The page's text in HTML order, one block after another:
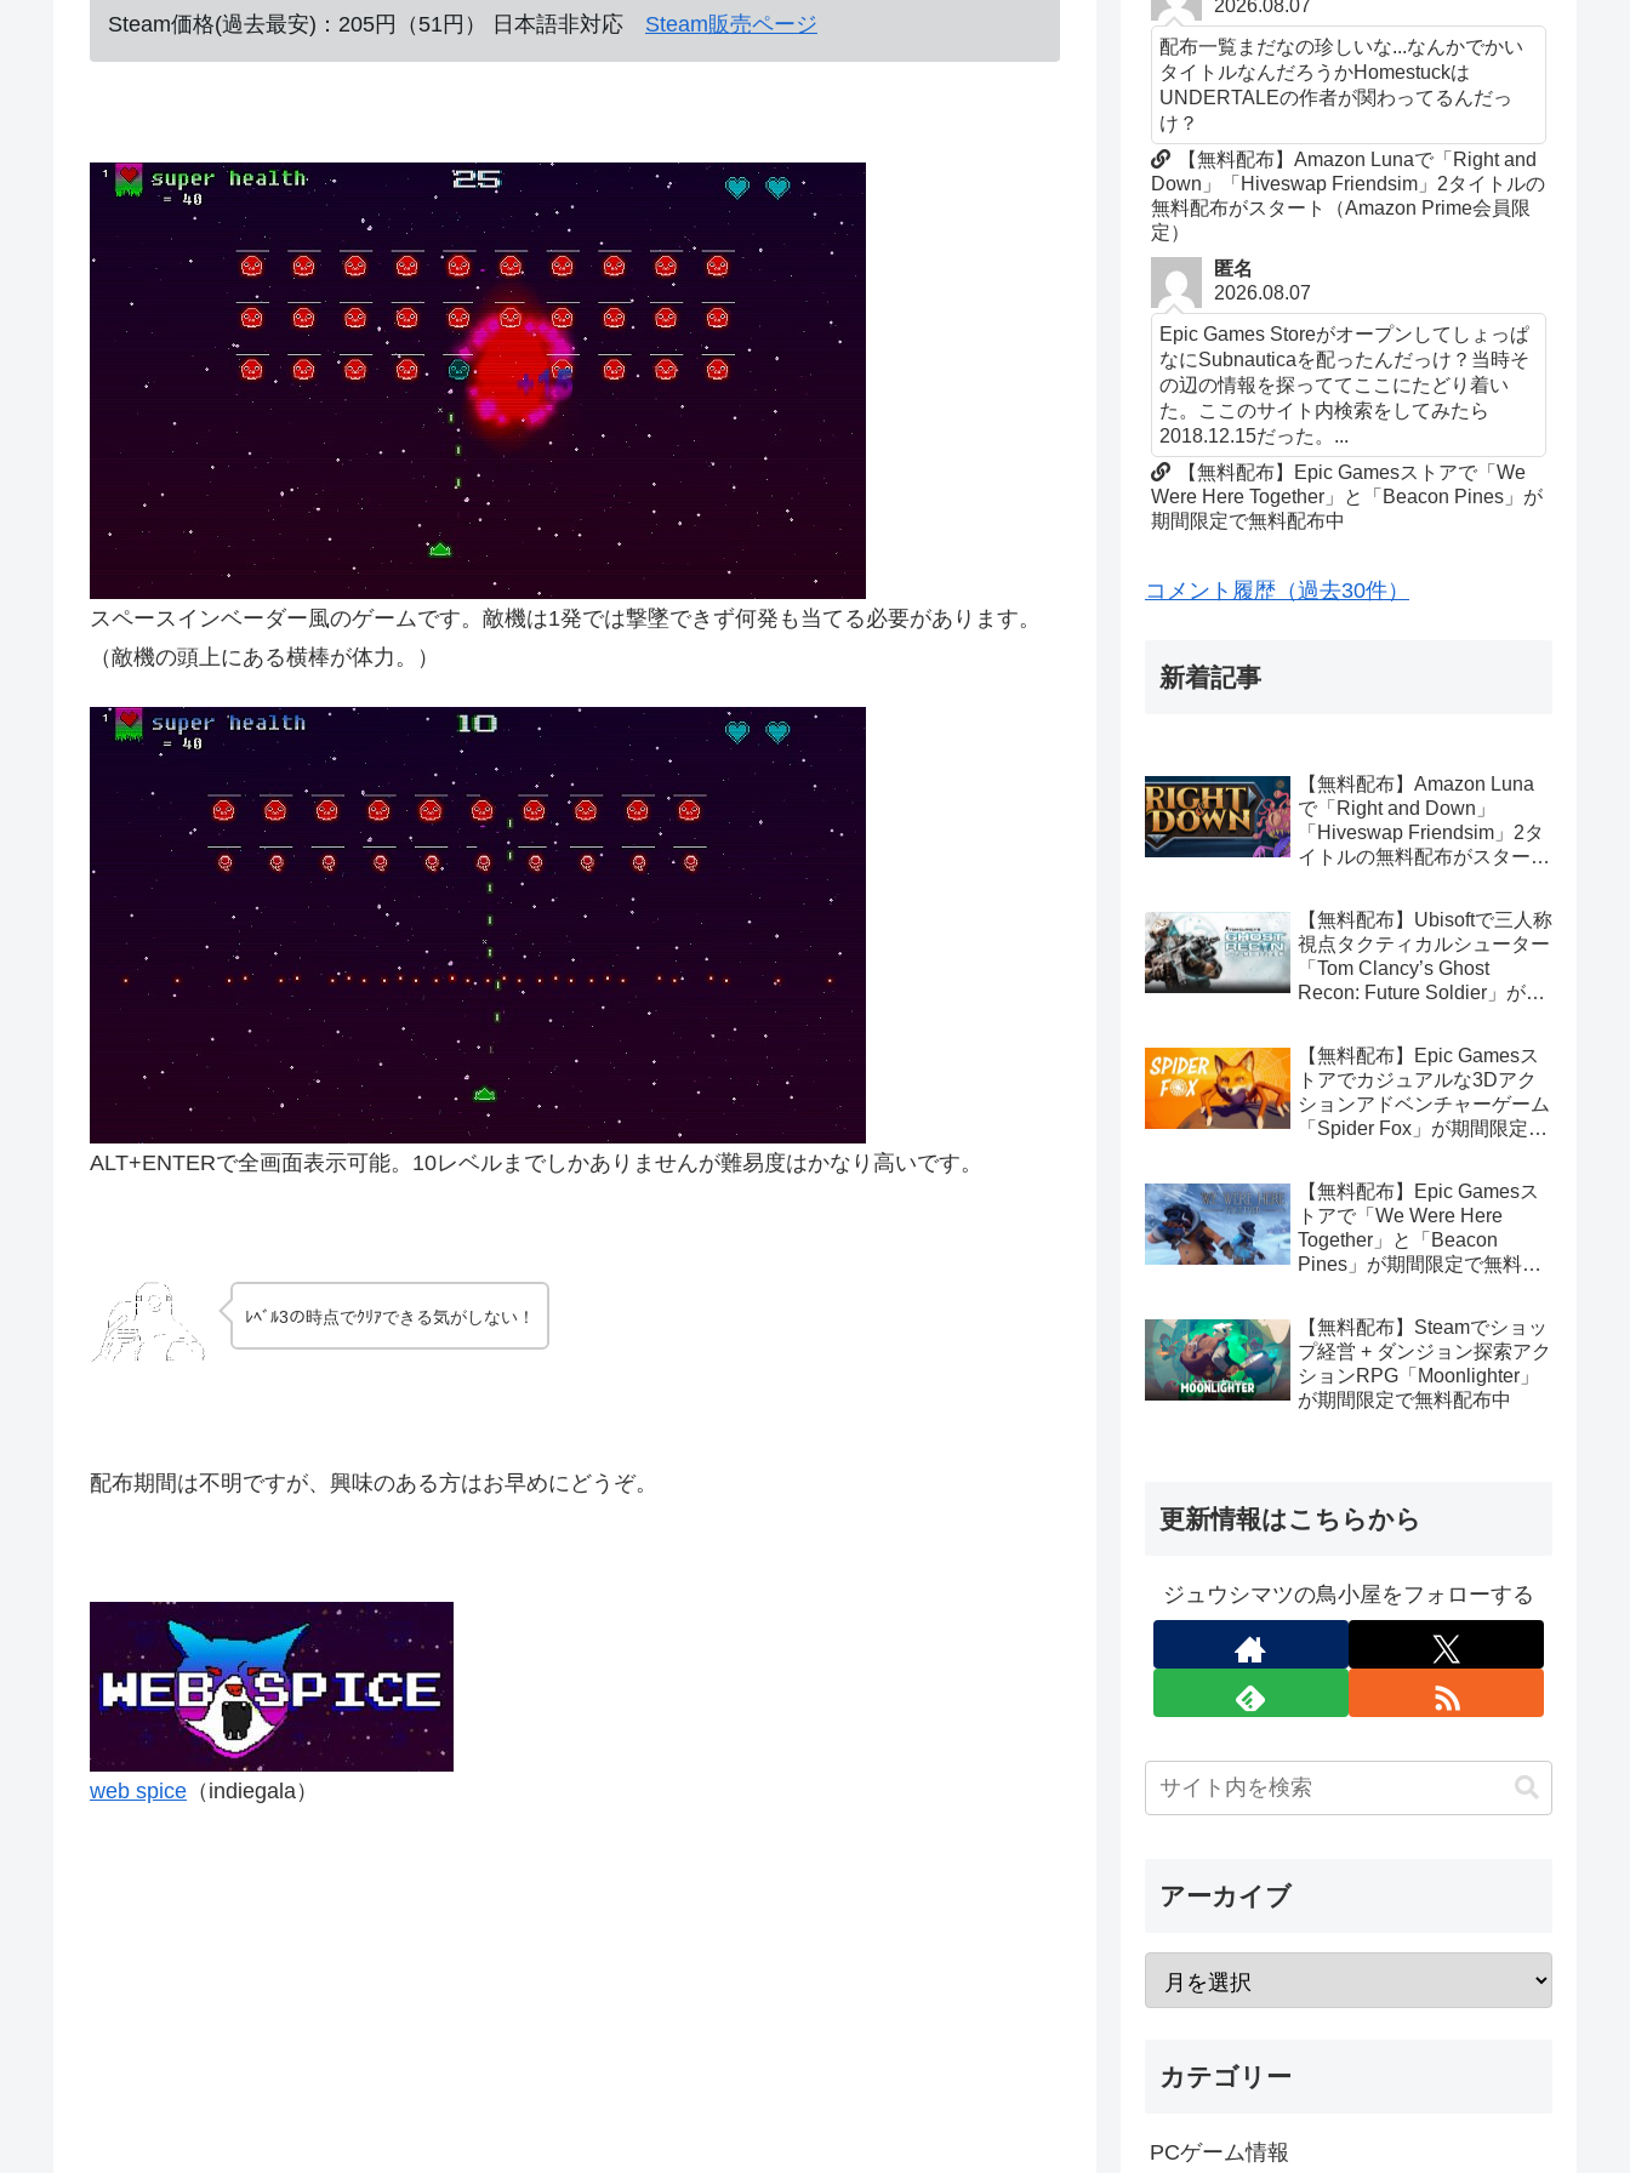
Steam価格(過去最安)：205円（51円） 日本語非対応 Steam販売ページ
スペースインベーダー風のゲームです。敵機は1発では撃墜できず何発も当てる必要があります。
（敵機の頭上にある横棒が体力。）
ALT+ENTERで全画面表示可能。10レベルまでしかありませんが難易度はかなり高いです。
ﾚﾍﾞﾙ3の時点でｸﾘｱできる気がしない！
配布期間は不明ですが、興味のある方はお早めにどうぞ。
web spice （indiegala）
2026.08.07
配布一覧まだなの珍しいな...なんかでかい
タイトルなんだろうかHomestuckは
UNDERTALEの作者が関わってるんだっ
け？
【無料配布】Amazon Lunaで「Right and
Down」「Hiveswap Friendsim」2タイトルの
無料配布がスタート（Amazon Prime会員限
定）
匿名
2026.08.07
Epic Games Storeがオープンしてしょっぱ
なにSubnauticaを配ったんだっけ？当時そ
の辺の情報を探っててここにたどり着い
た。ここのサイト内検索をしてみたら
2018.12.15だった。...
【無料配布】Epic Gamesストアで「We
Were Here Together」と「Beacon Pines」が
期間限定で無料配布中
コメント履歴（過去30件）
新着記事
【無料配布】Amazon Luna
で「Right and Down」
「Hiveswap Friendsim」2タ
イトルの無料配布がスタート
【無料配布】Ubisoftで三人称
視点タクティカルシューター
「Tom Clancy’s Ghost
Recon: Future Soldier」が期
Connect版）
【無料配布】Epic Gamesス
トアでカジュアルな3Dアク
ションアドベンチャーゲーム
「Spider Fox」が期間限定で
【無料配布】Epic Gamesス
トアで「We Were Here
Together」と「Beacon
Pines」が期間限定で無料配
【無料配布】Steamでショッ
プ経営 + ダンジョン探索アク
ションRPG「Moonlighter」
が期間限定で無料配布中
更新情報はこちらから
ジュウシマツの鳥小屋をフォローする
アーカイブ
カテゴリー
PCゲーム情報